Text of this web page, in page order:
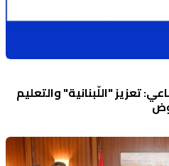
تعزيز "اللّبنانية" والتعليم